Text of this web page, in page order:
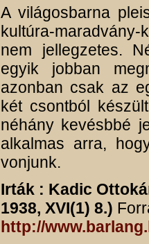
A világosbarna
kultúra-
nem jellegzetes.
egyik jobban
azonban csak az
két csontból
néhány kevésbbé
alkalmas arra,
vonjunk.
Irták : Kadic
1938, XVI(1) 8.)
http://